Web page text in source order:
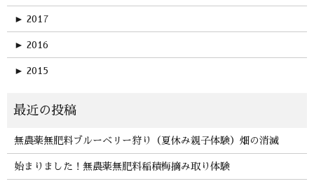
► 2017
► 2016
► 2015
無農薬無肥料ブルーベリー狩り（夏休み親子体験）畑の消滅
始まりました！無農薬無肥料稲積梅摘み取り体験